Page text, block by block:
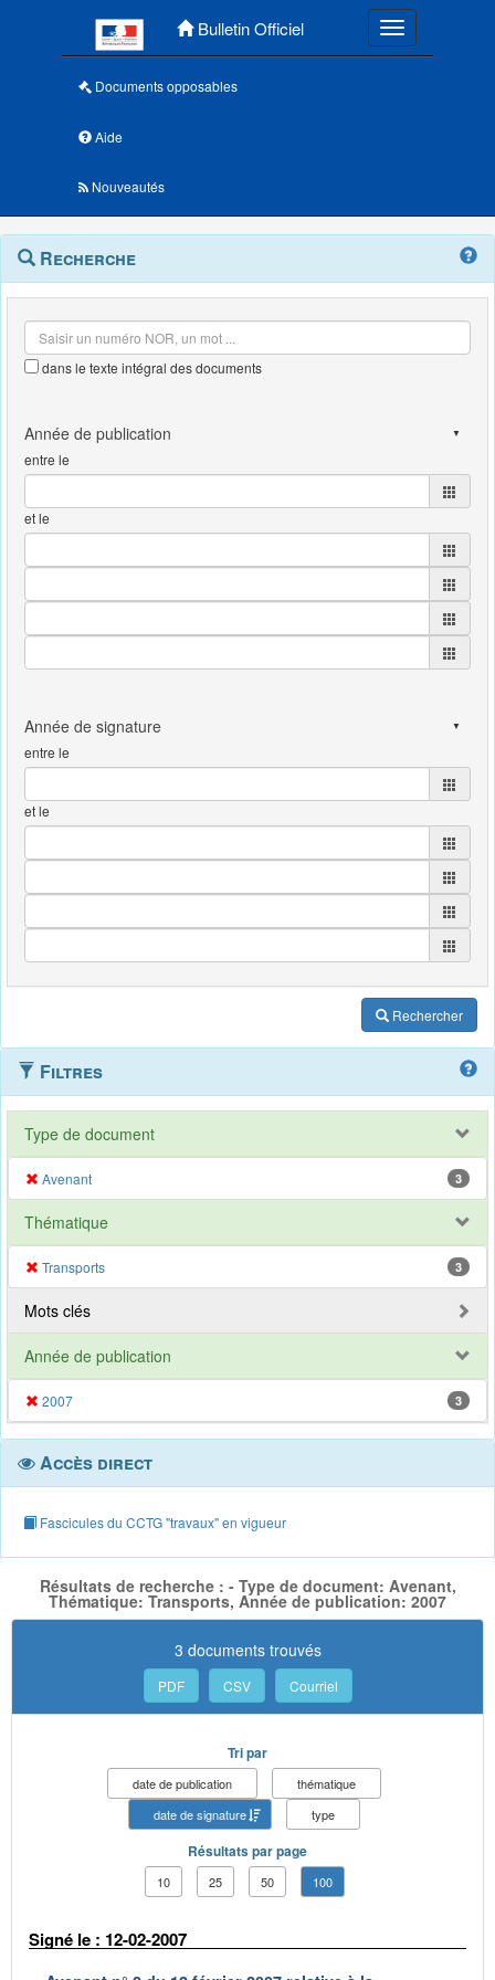
Bulletin Officiel Toggle
Documents opposables
Aide
Nouveautés
Navigation
outils
Menu
contextuel
Recherche
dans le texte intégral des documents
entre le
et le
entre le
et le
Rechercher
Filtres
Type de document
Avenant 3
Thématique
Transports 3
Mots clés
Année de publication
2007 3
Accès direct
Fascicules du CCTG "travaux" en vigueur
Résultats de recherche : - Type de document: Avenant,
Thématique: Transports, Année de publication: 2007
3 documents trouvés
PDF CSV Courriel
Tri par
date de publication
thématique
date de signature
type
Résultats par page
10 25 50 100
Signé le : 12-02-2007